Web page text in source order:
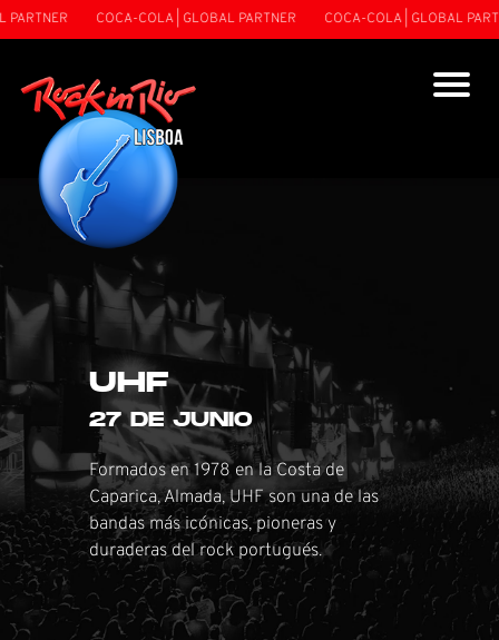
COCA-COLA | GLOBAL PARTNER COCA-COLA | GLOBAL
UHF
27 DE JUNIO
Formados en 1978 en la Costa de
Caparica, Almada, UHF son una de las
bandas más icónicas, pioneras y
duraderas del rock portugués.